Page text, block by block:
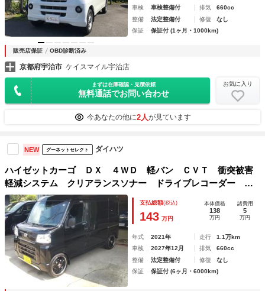
車検
車検整備付 排気
660cc
整備
法定整備付 修復
なし
保証
保証付 (1ヶ月・1000km)
販売店保証 OBD診断済み
京都府宇治市 ケイスマイル宇治店
まずは在庫確認・見積依頼
無料通話でお問い合わせ
お気に入り
今あなたの他に2人が見ています
NEW グーネットセレクト ダイハツ
ハイゼットカーゴ ＤＸ ４ＷＤ 軽バン ＣＶＴ 衝突被害
軽減システム クリアランスソナー ドライブレコーダー Ｅ
ＴＣ バックカメラ 両側スライドドア アイドリングストッ
プ アルミホイール ＥＳＣ エアコン パワーステアリング
支払総額(税込)
143 万円
本体価格
138
万円
諸費用
5
万円
年式 2021年 走行
1.1万km
車検
2027年12月 排気
660cc
整備
法定整備付 修復
なし
保証
保証付 (6ヶ月・6000km)